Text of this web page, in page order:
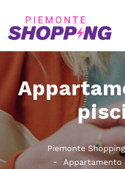
Piemonte Shopping
Appartamento